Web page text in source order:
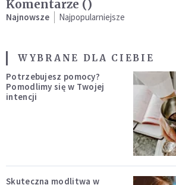
Komentarze ()
Najnowsze Najpopularniejsze
WYBRANE DLA CIEBIE
Potrzebujesz pomocy?
Pomodlimy się w Twojej
intencji
Skuteczna modlitwa w